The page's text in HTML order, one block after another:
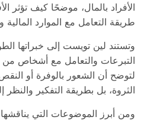
الأفراد بالمال، موضحًا كيف تؤثر
طريقة التعامل مع الموارد المالية
وتستند لين تويست إلى خبراتها
التبرعات والتعامل مع أشخاص من
لتوضح أن الشعور بالوفرة أو
الثروة، بل بطريقة التفكير والنظر
ومن أبرز الموضوعات التي